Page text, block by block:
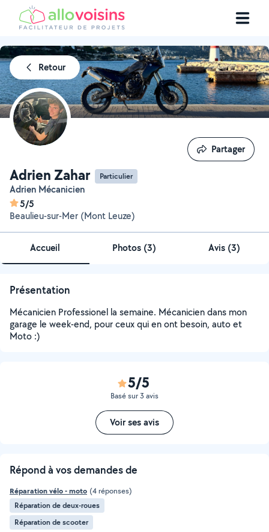
Retour
Adrien Zahar Particulier
Adrien Mécanicien
5/5
Beaulieu-sur-Mer (Mont Leuze)
Partager
Partager
Accueil Photos (3) Avis (3)
Présentation
Mécanicien Professionel la semaine. Mécanicien dans mon
garage le week-end, pour ceux qui en ont besoin, auto et
Moto :)
5/5
Basé sur 3 avis
Voir ses avis
Répond à vos demandes de
Réparation vélo - moto (4 réponses)
Réparation de deux-roues
Réparation de scooter